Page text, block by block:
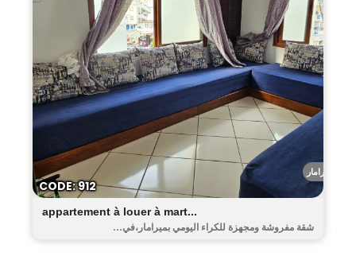
ميرامار
appartement à louer à mart...
شقة مفروشة ومجهزة للكراء اليومي بميرامار،في...
CODE: 912